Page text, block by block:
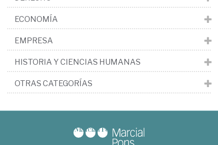
ECONOMÍA
EMPRESA
HISTORIA Y CIENCIAS HUMANAS
OTRAS CATEGORÍAS